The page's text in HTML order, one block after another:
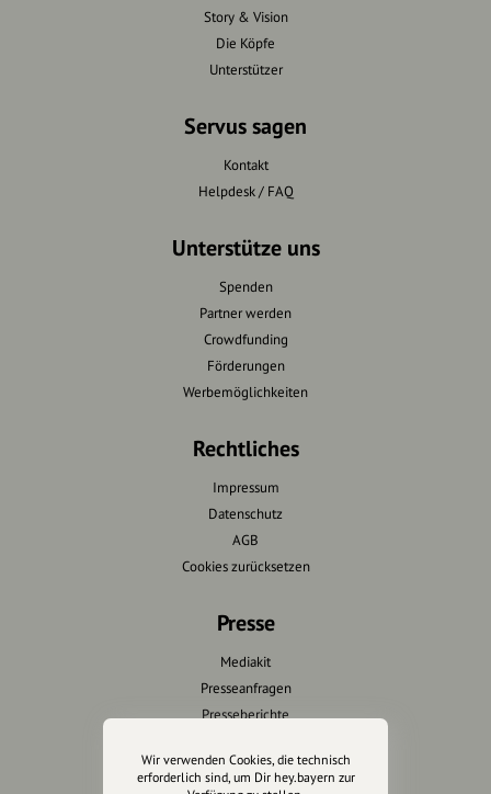
Story & Vision
Die Köpfe
Unterstützer
Servus sagen
Kontakt
Helpdesk / FAQ
Unterstütze uns
Spenden
Partner werden
Crowdfunding
Förderungen
Werbemöglichkeiten
Rechtliches
Impressum
Datenschutz
AGB
Cookies zurücksetzen
Presse
Mediakit
Presseanfragen
Presseberichte
Wir unterstützen Euch
Wir verwenden Cookies, die technisch
erforderlich sind, um Dir hey.bayern zur